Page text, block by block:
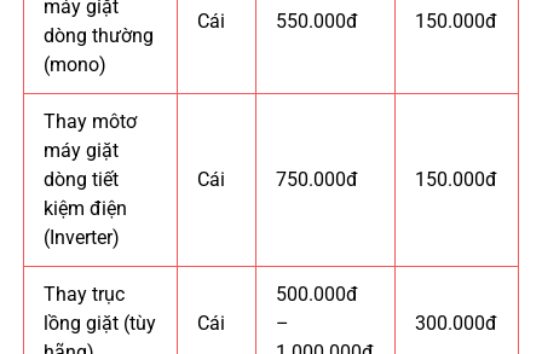
máy giặt
dòng thường
(mono)
Cái 550.000đ 150.000đ
Thay môtơ
máy giặt
dòng tiết
kiệm điện
(Inverter)
Cái 750.000đ 150.000đ
Thay trục
lồng giặt (tùy
Cái
500.000đ
–
300.000đ